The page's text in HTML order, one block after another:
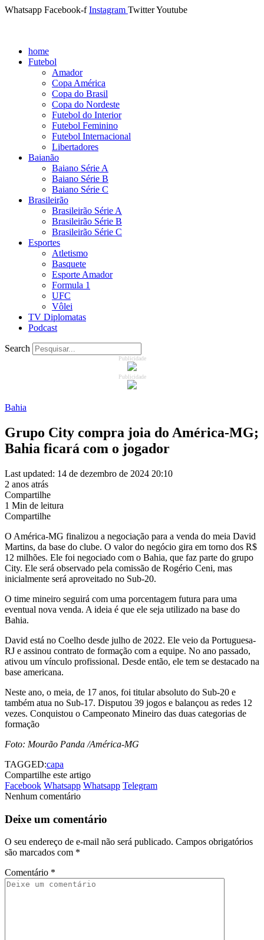
Whatsapp Facebook-f Instagram TwitterYoutube
home
Futebol
Amador
Copa América
Copa do Brasil
Copa do Nordeste
Futebol do Interior
Futebol Feminino
Futebol Internacional
Libertadores
Baianão
Baiano Série A
Baiano Série B
Baiano Série C
Brasileirão
Brasileirão Série A
Brasileirão Série B
Brasileirão Série C
Esportes
Atletismo
Basquete
Esporte Amador
Formula 1
UFC
Vôlei
TV Diplomatas
Podcast
Search
Publicidade
Publicidade
Bahia
Grupo City compra joia do América-MG;
Bahia ficará com o jogador
Last updated: 14 de dezembro de 2024 20:10
2 anos atrás
Compartilhe
1 Min de leitura
Compartilhe
O América-MG finalizou a negociação para a venda do meia David
Martins, da base do clube. O valor do negócio gira em torno dos R$
12 milhões. Ele foi negociado com o Bahia, que faz parte do grupo
City. Ele será observado pela comissão de Rogério Ceni, mas
inicialmente será aproveitado no Sub-20.
O time mineiro seguirá com uma porcentagem futura para uma
eventual nova venda. A ideia é que ele seja utilizado na base do
Bahia.
David está no Coelho desde julho de 2022. Ele veio da Portuguesa-
RJ e assinou contrato de formação com a equipe. No ano passado,
ativou um vínculo profissional. Desde então, ele tem se destacado na
base americana.
Neste ano, o meia, de 17 anos, foi titular absoluto do Sub-20 e
também atua no Sub-17. Disputou 39 jogos e balançou as redes 12
vezes. Conquistou o Campeonato Mineiro das duas categorias de
formação
Foto: Mourão Panda /América-MG
TAGGED:capa
Compartilhe este artigo
Facebook Whatsapp Whatsapp Telegram
Nenhum comentário
Deixe um comentário
O seu endereço de e-mail não será publicado. Campos obrigatórios
são marcados com *
Comentário *